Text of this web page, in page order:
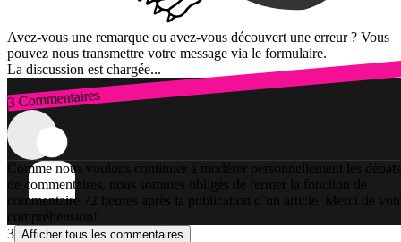
Avez-vous une remarque ou avez-vous découvert une erreur ? Vous
pouvez nous transmettre votre message via le formulaire.
La discussion est chargée...
3 Commentaires
Connexion
Comme nous voulons continuer à modérer personnellement les débats
de commentaires, nous sommes obligés de fermer la fonction de
commentaire 72 heures après la publication d’un article. Merci de
compréhension!
3 Afficher tous les commentaires